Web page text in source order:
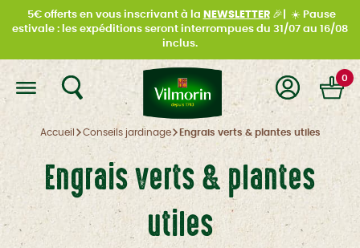
5€ offerts en vous inscrivant à la NEWSLETTER🎉| ☀️ Pause
estivale : les expéditions seront interrompues du 31/07 au 16/08
inclus.
0
Accueil Conseils jardinage Engrais verts & plantes utiles
Engrais verts & plantes
utiles